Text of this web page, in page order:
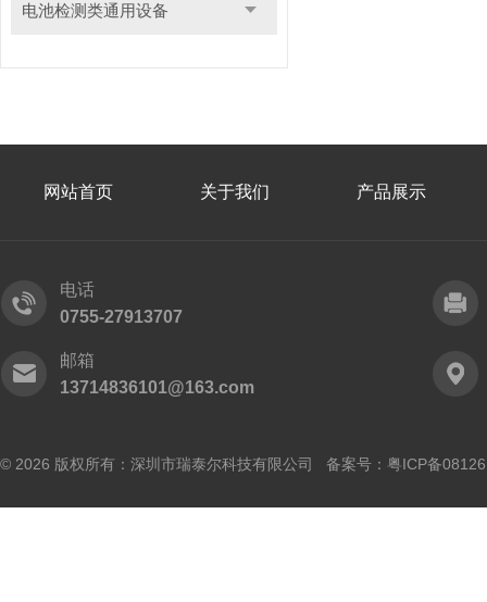
电池检测类通用设备
网站首页 关于我们 产品展示
电话
0755-27913707
邮箱
13714836101@163.com
© 2026 版权所有：深圳市瑞泰尔科技有限公司 备案号： 粤ICP备